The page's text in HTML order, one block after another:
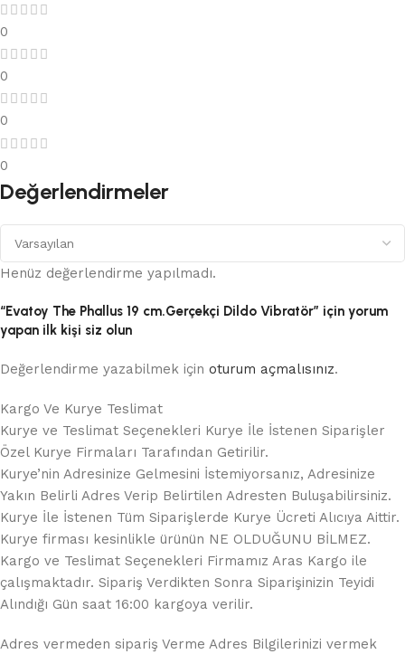
0
0
0
0
Değerlendirmeler
Henüz değerlendirme yapılmadı.
“Evatoy The Phallus 19 cm.Gerçekçi Dildo Vibratör” için yorum
yapan ilk kişi siz olun
Değerlendirme yazabilmek için oturum açmalısınız.
Kargo Ve Kurye Teslimat
Kurye ve Teslimat Seçenekleri Kurye İle İstenen Siparişler
Özel Kurye Firmaları Tarafından Getirilir.
Kurye’nin Adresinize Gelmesini İstemiyorsanız, Adresinize
Yakın Belirli Adres Verip Belirtilen Adresten Buluşabilirsiniz.
Kurye İle İstenen Tüm Siparişlerde Kurye Ücreti Alıcıya Aittir.
Kurye firması kesinlikle ürünün NE OLDUĞUNU BİLMEZ.
Kargo ve Teslimat Seçenekleri Firmamız Aras Kargo ile
çalışmaktadır. Sipariş Verdikten Sonra Siparişinizin Teyidi
Alındığı Gün saat 16:00 kargoya verilir.
Adres vermeden sipariş Verme Adres Bilgilerinizi vermek